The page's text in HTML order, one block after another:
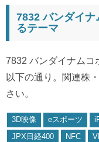
7832 バンダイ
るテーマ
7832 バンダイナムコ
以下の通り。関連株
さい。
3D映像 eスポーツ
JPX日経400
NFC